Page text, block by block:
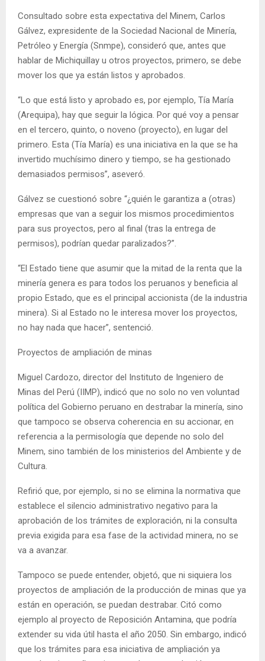
Consultado sobre esta expectativa del Minem, Carlos
Gálvez, expresidente de la Sociedad Nacional de Minería,
Petróleo y Energía (Snmpe), consideró que, antes que
hablar de Michiquillay u otros proyectos, primero, se debe
mover los que ya están listos y aprobados.
“Lo que está listo y aprobado es, por ejemplo, Tía María
(Arequipa), hay que seguir la lógica. Por qué voy a pensar
en el tercero, quinto, o noveno (proyecto), en lugar del
primero. Esta (Tía María) es una iniciativa en la que se ha
invertido muchísimo dinero y tiempo, se ha gestionado
demasiados permisos”, aseveró.
Gálvez se cuestionó sobre “¿quién le garantiza a (otras)
empresas que van a seguir los mismos procedimientos
para sus proyectos, pero al final (tras la entrega de
permisos), podrían quedar paralizados?”.
“El Estado tiene que asumir que la mitad de la renta que la
minería genera es para todos los peruanos y beneficia al
propio Estado, que es el principal accionista (de la industria
minera). Si al Estado no le interesa mover los proyectos,
no hay nada que hacer”, sentenció.
Proyectos de ampliación de minas
Miguel Cardozo, director del Instituto de Ingeniero de
Minas del Perú (IIMP), indicó que no solo no ven voluntad
política del Gobierno peruano en destrabar la minería, sino
que tampoco se observa coherencia en su accionar, en
referencia a la permisología que depende no solo del
Minem, sino también de los ministerios del Ambiente y de
Cultura.
Refirió que, por ejemplo, si no se elimina la normativa que
establece el silencio administrativo negativo para la
aprobación de los trámites de exploración, ni la consulta
previa exigida para esa fase de la actividad minera, no se
va a avanzar.
Tampoco se puede entender, objetó, que ni siquiera los
proyectos de ampliación de la producción de minas que ya
están en operación, se puedan destrabar. Citó como
ejemplo al proyecto de Reposición Antamina, que podría
extender su vida útil hasta el año 2050. Sin embargo, indicó
que los trámites para esa iniciativa de ampliación ya